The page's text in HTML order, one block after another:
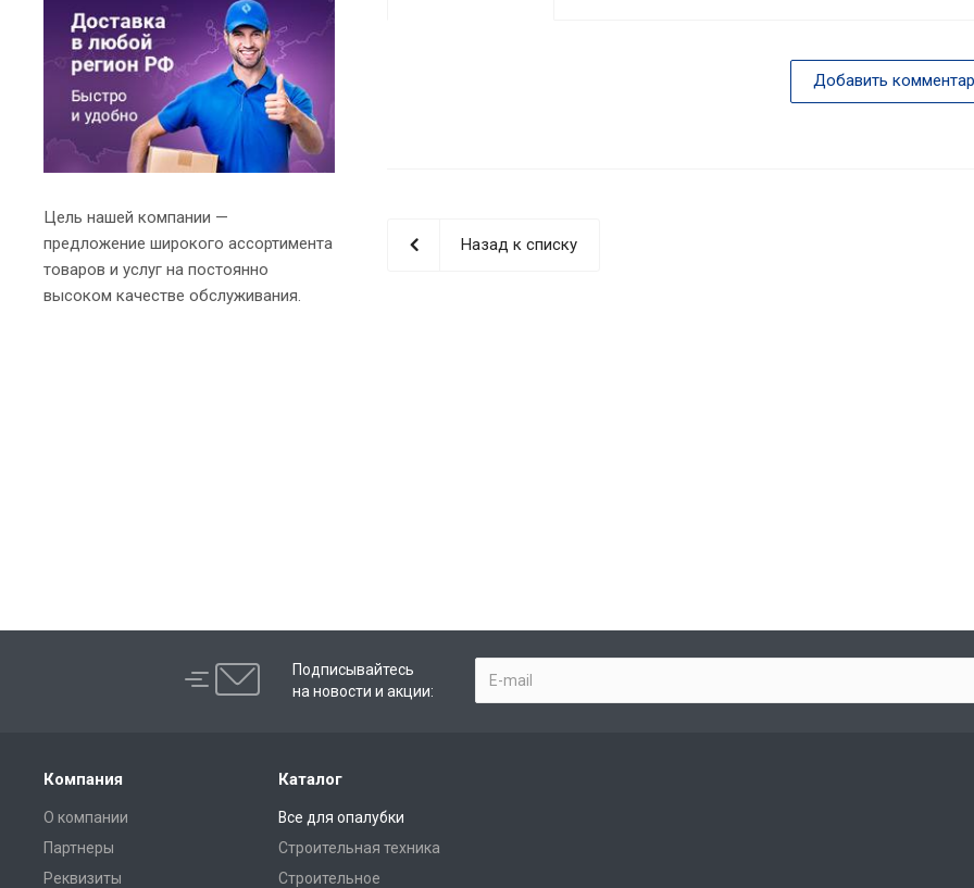
Добавить
Назад к списку
Цель нашей компании —
предложение широкого ассортимента
товаров и услуг на постоянно
высоком качестве обслуживания.
Подписывайтесь
на новости и акции:
Компания
О компании
Партнеры
Реквизиты
Каталог
Все для опалубки
Строительная техника
Строительное